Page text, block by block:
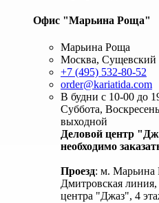
Офис "Марьина Роща"
Марьина Роща
Москва, Сущевский
+7 (495) 532-80-52
order@kariatida.com
В будни с 10-00 до
Суббота,
выходной
Деловой центр
необходимо
Проезд: м. Марьина
Дмитровская
центра "Джаз", 4